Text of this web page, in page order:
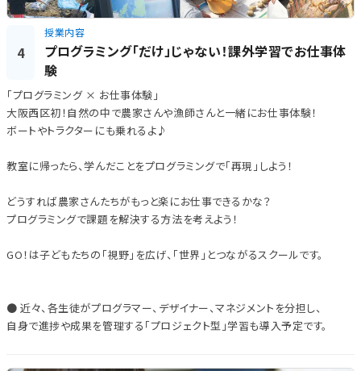
4
授業内容
プログラミング「だけ」じゃない！課外学習でお仕事体
験
「プログラミング × お仕事体験」
大阪西区初！自然の中で農家さんや漁師さんと一緒にお仕事体験！
ボートやトラクターにも乗れるよ♪
教室に帰ったら、学んだことをプログラミングで「再現」しよう！
どうすれば農家さんたちがもっと楽にお仕事できるかな？
プログラミングで課題を解決する方法を考えよう！
GO！は子どもたちの「視野」を広げ、「世界」とつながるスクールです。
● 近々、各生徒がプログラマー、デザイナー、マネジメントを分担し、
自身で進捗や成果を管理する「プロジェクト型」学習も導入予定です。